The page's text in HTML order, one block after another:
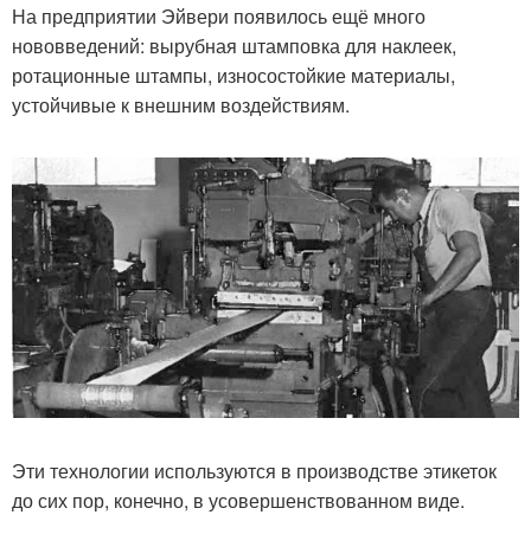
На предприятии Эйвери появилось ещё много
нововведений: вырубная штамповка для наклеек,
ротационные штампы, износостойкие материалы,
устойчивые к внешним воздействиям.
Эти технологии используются в производстве этикеток
до сих пор, конечно, в усовершенствованном виде.